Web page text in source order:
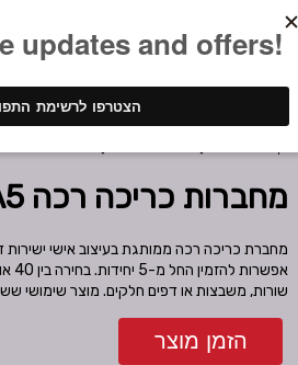
מחברות כריכה רכה A5
מחברת כריכה רכה ממותגת בעיצוב אישי
שורות, משבצות או דפים חלקים. מוצר שימושי
הזמן מוצר